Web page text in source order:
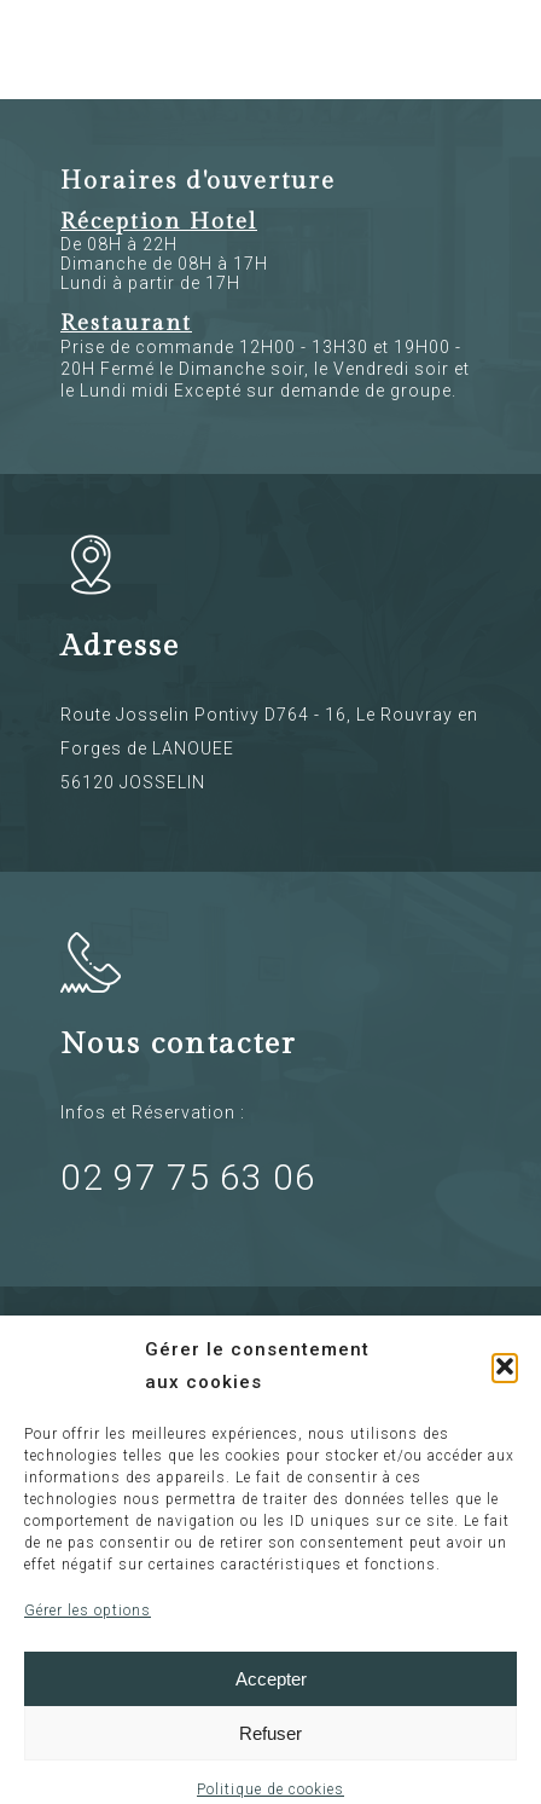
Gérer le consentement
aux cookies
Pour offrir les meilleures expériences, nous utilisons des
technologies telles que les cookies pour stocker et/ou accéder aux
informations des appareils. Le fait de consentir à ces
technologies nous permettra de traiter des données telles que le
comportement de navigation ou les ID uniques sur ce site. Le fait
de ne pas consentir ou de retirer son consentement peut avoir un
effet négatif sur certaines caractéristiques et fonctions.
Gérer les options
Accepter
Refuser
Politique de cookies
Horaires d'ouverture
Réception Hotel
De 08H à 22H
Dimanche de 08H à 17H
Lundi à partir de 17H
Restaurant
Prise de commande 12H00 - 13H30 et 19H00 -
20H Fermé le Dimanche soir, le Vendredi soir et
le Lundi midi Excepté sur demande de groupe.
Adresse
Route Josselin Pontivy D764 - 16, Le Rouvray en
Forges de LANOUEE
56120 JOSSELIN
Nous contacter
Infos et Réservation :
02 97 75 63 06
Envoyer un mail
Information :
relaisdeloust@wanadoo.fr
© 2023 – Tous droits réservés | Site créé avec
par
Conditions Générales de Vente